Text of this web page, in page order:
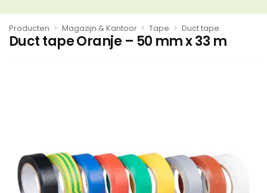
Producten > Magazijn & Kantoor > Tape > Duct tape
Duct tape Oranje – 50 mm x 33 m